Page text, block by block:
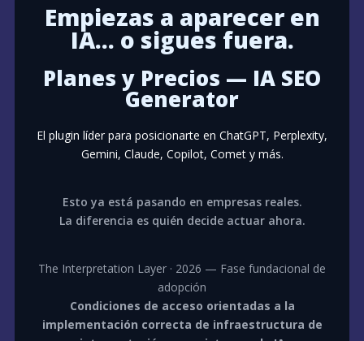
Empiezas a aparecer en
IA… o sigues fuera.
Planes y Precios — IA SEO
Generator
El plugin líder para posicionarte en ChatGPT, Perplexity,
Gemini, Claude, Copilot, Comet y más.
Esto ya está pasando en empresas reales.
La diferencia es quién decide actuar ahora.
The Interpretation Layer · 2026 — Fase fundacional de
adopción
Condiciones de acceso orientadas a la
implementación correcta de infraestructura de